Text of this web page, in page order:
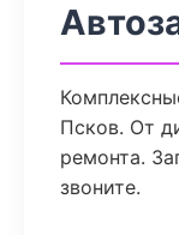
Псков. От
ремонта.
звоните.